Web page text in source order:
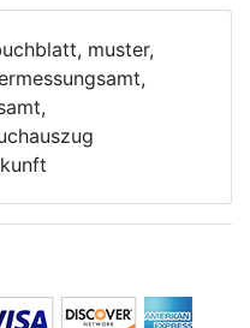
muster,